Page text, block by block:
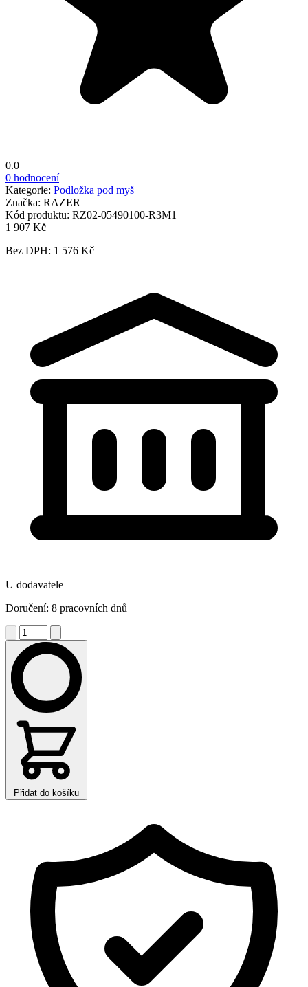
0.0
0 hodnocení
Kategorie: Podložka pod myš
Značka: RAZER
Kód produktu: RZ02-05490100-R3M1
1 907 Kč
Bez DPH: 1 576 Kč
U dodavatele
Doručení: 8 pracovních dnů
Přidat do košíku